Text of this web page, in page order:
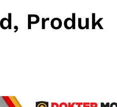
Produk